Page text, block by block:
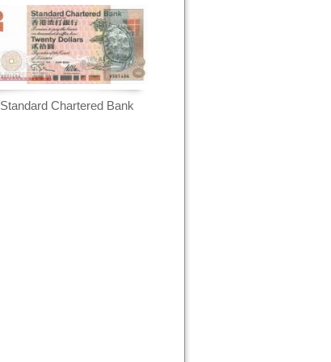
Standard Chartered Bank